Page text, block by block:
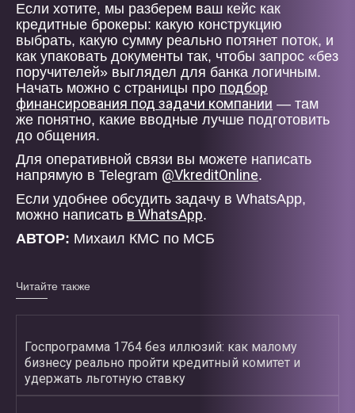
Если хотите, мы разберем ваш кейс как
кредитные брокеры: какую конструкцию
выбрать, какую сумму реально потянет поток, и
как упаковать документы так, чтобы запрос «без
поручителей» выглядел для банка логичным.
Начать можно с страницы про подбор
финансирования под задачи компании — там
же понятно, какие вводные лучше подготовить
до общения.
Для оперативной связи вы можете написать
напрямую в Telegram @VkreditOnline.
Если удобнее обсудить задачу в WhatsApp,
можно написать в WhatsApp.
АВТОР: Михаил КМС по МСБ
Читайте также
Госпрограмма 1764 без иллюзий: как малому
бизнесу реально пройти кредитный комитет и
удержать льготную ставку